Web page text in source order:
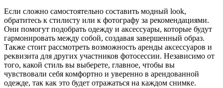
Если сложно самостоятельно составить модный look,
обратитесь к стилисту или к фотографу за рекомендациями.
Они помогут подобрать одежду и аксессуары, которые будут
гармонировать между собой, создавая завершенный образ.
Также стоит рассмотреть возможность аренды аксессуаров и
реквизита для других участников фотосессии. Независимо от
того, какой стиль вы выберете, главное, чтобы вы
чувствовали себя комфортно и уверенно в арендованной
одежде, так как это будет отражаться на каждом снимке.